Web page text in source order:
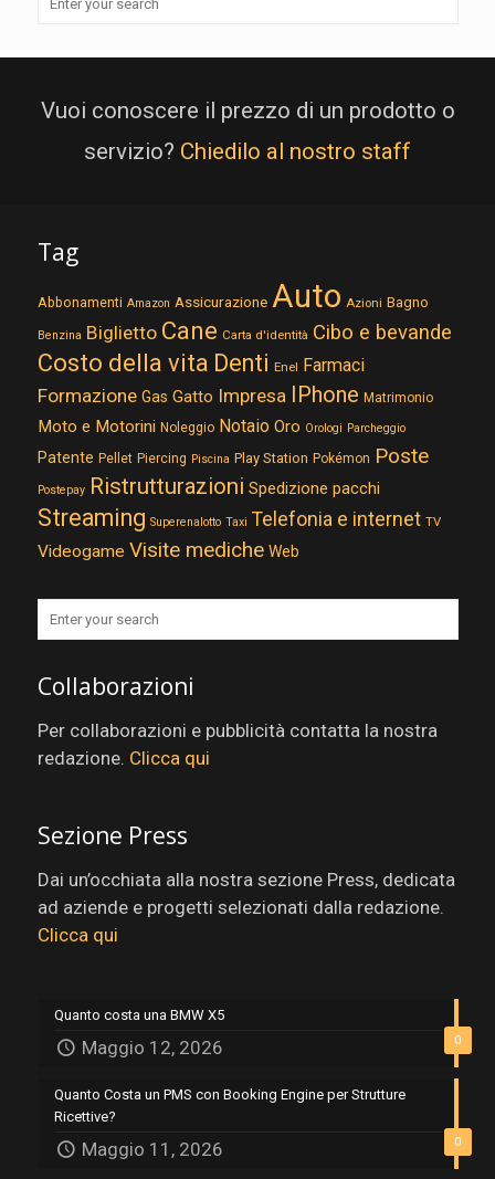
Vuoi conoscere il prezzo di un prodotto o
servizio? Chiedilo al nostro staff
Tag
Abbonamenti Amazon Assicurazione Auto Azioni Bagno
Benzina Biglietto Cane Carta d'identità Cibo e bevande
Costo della vita Denti Enel Farmaci
Formazione Gas Gatto Impresa IPhone Matrimonio
Moto e Motorini Noleggio Notaio Oro Orologi Parcheggio
Patente Pellet Piercing Piscina Play Station Pokémon Poste
Postepay Ristrutturazioni Spedizione pacchi
Streaming Superenalotto Taxi Telefonia e internet TV
Videogame Visite mediche Web
Collaborazioni
Per collaborazioni e pubblicità contatta la nostra
redazione. Clicca qui
Sezione Press
Dai un’occhiata alla nostra sezione Press, dedicata
ad aziende e progetti selezionati dalla redazione.
Clicca qui
0
Quanto costa una BMW X5
Maggio 12, 2026
0
Quanto Costa un PMS con Booking Engine per Strutture
Ricettive?
Maggio 11, 2026